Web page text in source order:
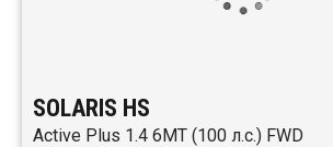
SOLARIS HS
Active Plus 1.4 6MT (100 л.с.) FWD